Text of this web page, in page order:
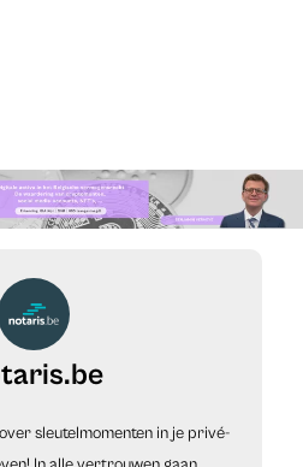
sleutelmomenten in je privé-